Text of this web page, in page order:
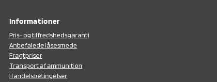
Informationer
Pris- og tilfredshedsgaranti
Anbefalede låsesmede
Fragtpriser
Transport af ammunition
Handelsbetingelser